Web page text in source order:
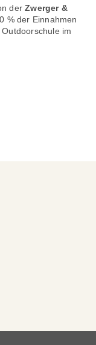
derZwerger &
% der Einnahmen
im